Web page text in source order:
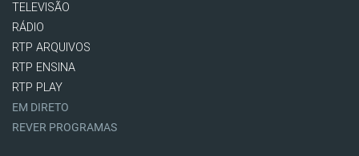
TELEVISÃO
RÁDIO
RTP ARQUIVOS
RTP ENSINA
RTP PLAY
EM DIRETO
REVER PROGRAMAS